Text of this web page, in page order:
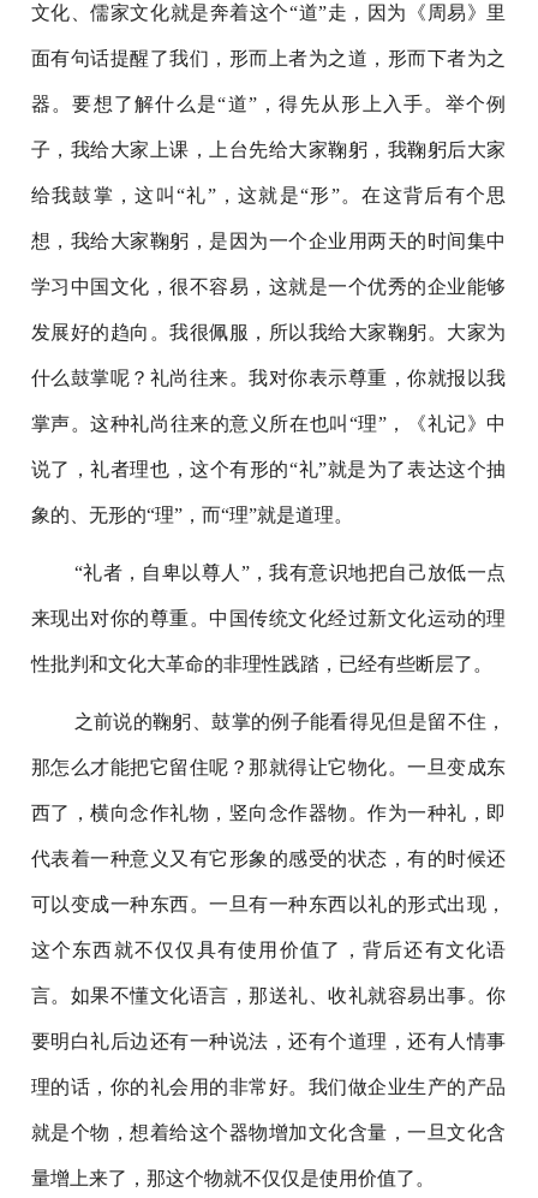
文化、儒家文化就是奔着这个“道”走，因为《周易》里
面有句话提醒了我们，形而上者为之道，形而下者为之
器。要想了解什么是“道”，得先从形上入手。举个例
子，我给大家上课，上台先给大家鞠躬，我鞠躬后大家
给我鼓掌，这叫“礼”，这就是“形”。在这背后有个思
想，我给大家鞠躬，是因为一个企业用两天的时间集中
学习中国文化，很不容易，这就是一个优秀的企业能够
发展好的趋向。我很佩服，所以我给大家鞠躬。大家为
什么鼓掌呢？礼尚往来。我对你表示尊重，你就报以我
掌声。这种礼尚往来的意义所在也叫“理”，《礼记》中
说了，礼者理也，这个有形的“礼”就是为了表达这个抽
象的、无形的“理”，而“理”就是道理。
“礼者，自卑以尊人”，我有意识地把自己放低一点
来现出对你的尊重。中国传统文化经过新文化运动的理
性批判和文化大革命的非理性践踏，已经有些断层了。
之前说的鞠躬、鼓掌的例子能看得见但是留不住，
那怎么才能把它留住呢？那就得让它物化。一旦变成东
西了，横向念作礼物，竖向念作器物。作为一种礼，即
代表着一种意义又有它形象的感受的状态，有的时候还
可以变成一种东西。一旦有一种东西以礼的形式出现，
这个东西就不仅仅具有使用价值了，背后还有文化语
言。如果不懂文化语言，那送礼、收礼就容易出事。你
要明白礼后边还有一种说法，还有个道理，还有人情事
理的话，你的礼会用的非常好。我们做企业生产的产品
就是个物，想着给这个器物增加文化含量，一旦文化含
量增上来了，那这个物就不仅仅是使用价值了。